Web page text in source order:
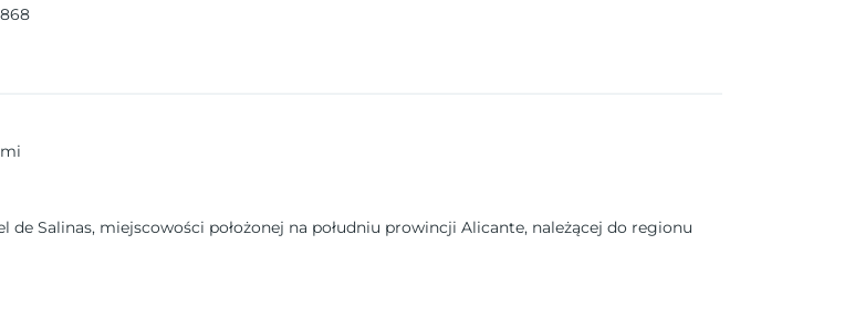
Salinas, miejscowości położonej na południu prowincji Alicante, należącej do regionu
natury, dzięki czemu jest idealnym miejscem zarówno na stałe zamieszkanie, jak i na